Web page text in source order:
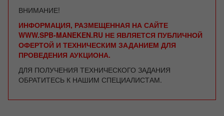
ВНИМАНИЕ!
ИНФОРМАЦИЯ, РАЗМЕЩЕННАЯ НА САЙТЕ
WWW.SPB-MANEKEN.RU НЕ ЯВЛЯЕТСЯ ПУБЛИЧНОЙ
ОФЕРТОЙ И ТЕХНИЧЕСКИМ ЗАДАНИЕМ ДЛЯ
ПРОВЕДЕНИЯ АУКЦИОНА.
ДЛЯ ПОЛУЧЕНИЯ ТЕХНИЧЕСКОГО ЗАДАНИЯ
ОБРАТИТЕСЬ К НАШИМ СПЕЦИАЛИСТАМ.